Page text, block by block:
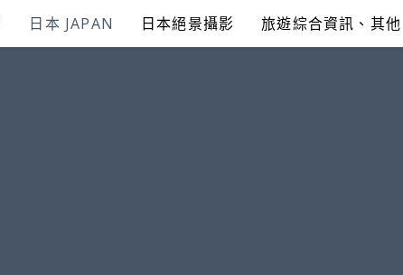
日本 JAPAN 日本絕景攝影 旅遊綜合資訊、其他